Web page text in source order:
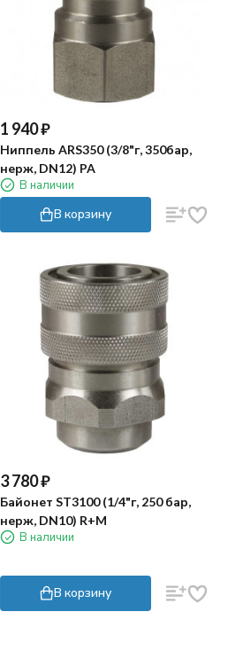
1 940₽
Ниппель ARS350 (3/8"г, 350бар,
нерж, DN12) PA
В наличии
В корзину
3 780₽
Байонет ST3100 (1/4"г, 250 бар,
нерж, DN10) R+M
В наличии
В корзину